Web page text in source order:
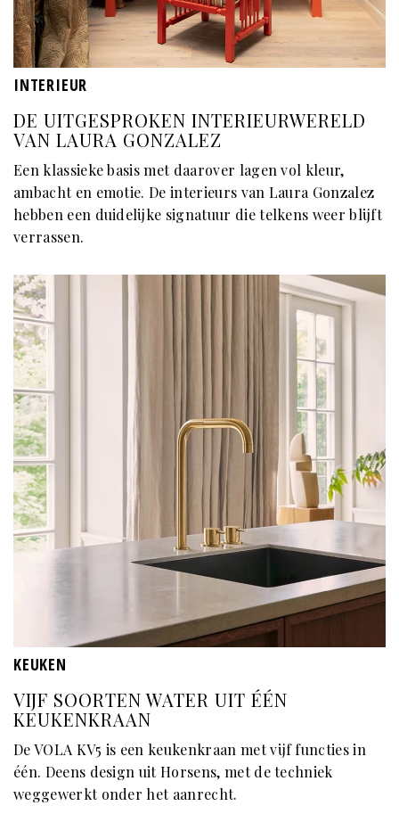
INTERIEUR
DE UITGESPROKEN INTERIEURWERELD
VAN LAURA GONZALEZ
Een klassieke basis met daarover lagen vol kleur,
ambacht en emotie. De interieurs van Laura Gonzalez
hebben een duidelijke signatuur die telkens weer blijft
verrassen.
KEUKEN
VIJF SOORTEN WATER UIT ÉÉN
KEUKENKRAAN
De VOLA KV5 is een keukenkraan met vijf functies in
één. Deens design uit Horsens, met de techniek
weggewerkt onder het aanrecht.